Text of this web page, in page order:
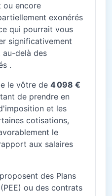
ou encore
exonérés
qui pourrait vous
significativement
delà des
.
le vôtre de 4 098 €
de prendre en
et les
cotisations,
le
aux salaires
des Plans
ou des contrats